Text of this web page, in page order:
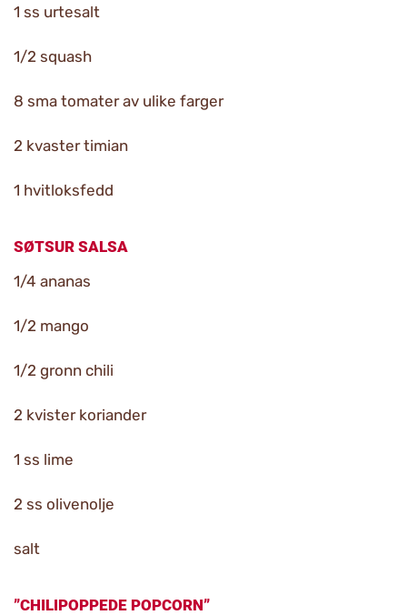
1 ss urtesalt
1/2 squash
8 sma tomater av ulike farger
2 kvaster timian
1 hvitloksfedd
SØTSUR SALSA
1/4 ananas
1/2 mango
1/2 gronn chili
2 kvister koriander
1 ss lime
2 ss olivenolje
salt
”CHILIPOPPEDE POPCORN”